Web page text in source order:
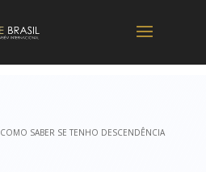
COMO SABER SE TENHO DESCENDÊNCIA